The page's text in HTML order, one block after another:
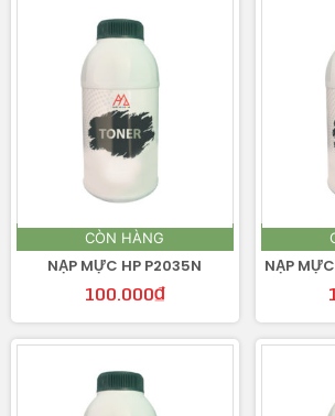
CÒN HÀNG
NẠP MỰC HP P2035N
100.000₫
NẠP